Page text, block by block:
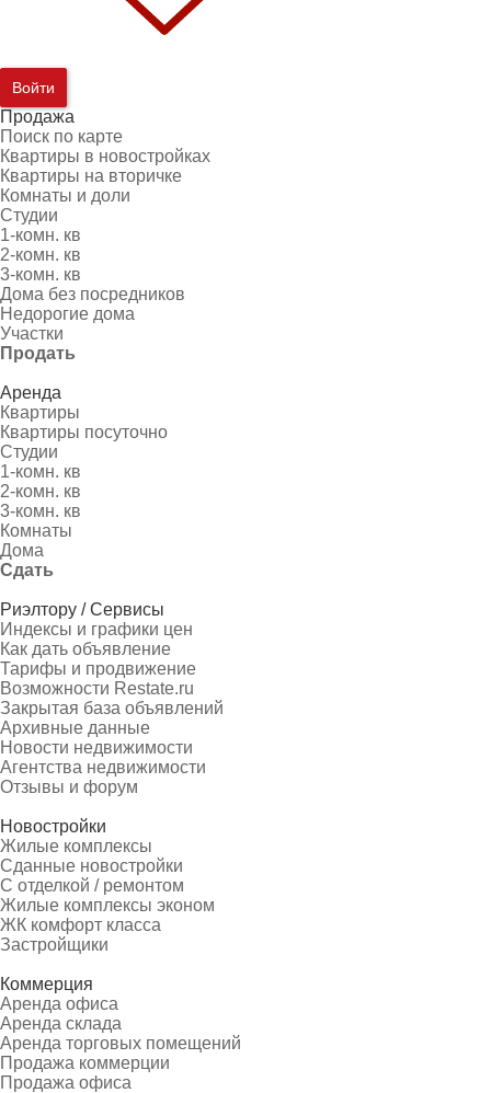
Войти
Продажа
Поиск по карте
Квартиры в новостройках
Квартиры на вторичке
Комнаты и доли
Студии
1-комн. кв
2-комн. кв
3-комн. кв
Дома без посредников
Недорогие дома
Участки
Продать
Аренда
Квартиры
Квартиры посуточно
Студии
1-комн. кв
2-комн. кв
3-комн. кв
Комнаты
Дома
Сдать
Риэлтору / Сервисы
Индексы и графики цен
Как дать объявление
Тарифы и продвижение
Возможности Restate.ru
Закрытая база объявлений
Архивные данные
Новости недвижимости
Агентства недвижимости
Отзывы и форум
Новостройки
Жилые комплексы
Сданные новостройки
С отделкой / ремонтом
Жилые комплексы эконом
ЖК комфорт класса
Застройщики
Коммерция
Аренда офиса
Аренда склада
Аренда торговых помещений
Продажа коммерции
Продажа офиса